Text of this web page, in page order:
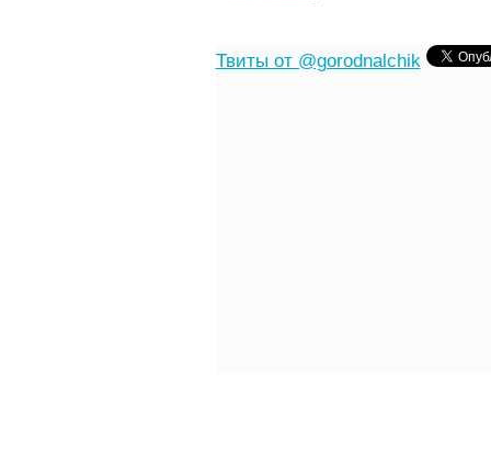
Твиты от @gorodnalchik